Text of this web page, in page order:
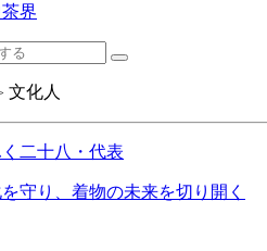
界
文化人
二十八・代表
守り、着物の未来を切り開く